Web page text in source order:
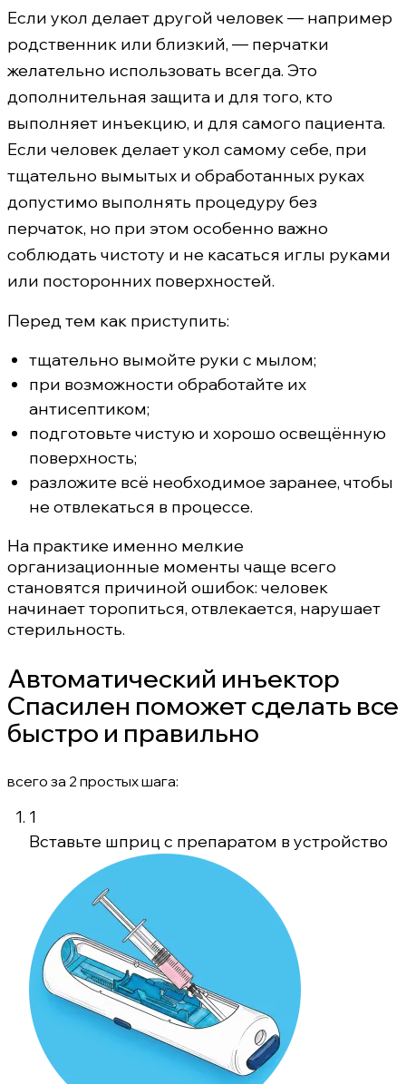
Если укол делает другой человек — например
родственник или близкий, — перчатки
желательно использовать всегда. Это
дополнительная защита и для того, кто
выполняет инъекцию, и для самого пациента.
Если человек делает укол самому себе, при
тщательно вымытых и обработанных руках
допустимо выполнять процедуру без
перчаток, но при этом особенно важно
соблюдать чистоту и не касаться иглы руками
или посторонних поверхностей.
Перед тем как приступить:
тщательно вымойте руки с мылом;
при возможности обработайте их
антисептиком;
подготовьте чистую и хорошо освещённую
поверхность;
разложите всё необходимое заранее, чтобы
не отвлекаться в процессе.
На практике именно мелкие
организационные моменты чаще всего
становятся причиной ошибок: человек
начинает торопиться, отвлекается, нарушает
стерильность.
Автоматический инъектор
Спасилен поможет сделать все
быстро и правильно
всего за 2 простых шага:
1
Вставьте шприц с препаратом в устройство